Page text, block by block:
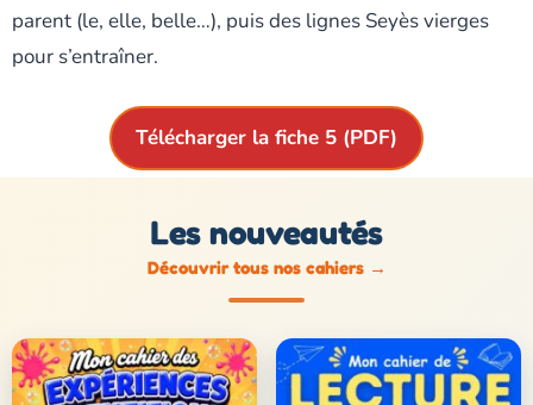
parent (le, elle, belle…), puis des lignes Seyès vierges
pour s’entraîner.
Télécharger la fiche 5 (PDF)
Les nouveautés
Découvrir tous nos cahiers →